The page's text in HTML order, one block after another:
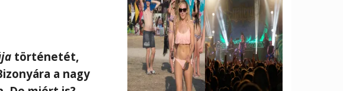
történetét,
a nagy